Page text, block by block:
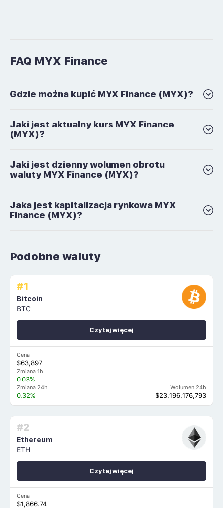
FAQ MYX Finance
Gdzie można kupić MYX Finance (MYX)?
Jaki jest aktualny kurs MYX Finance
(MYX)?
Jaki jest dzienny wolumen obrotu
waluty MYX Finance (MYX)?
Jaka jest kapitalizacja rynkowa MYX
Finance (MYX)?
Podobne waluty
#1
Bitcoin
BTC
Cena
$63,897
Zmiana 1h
0.03%
Zmiana 24h
0.32%
Wolumen 24h
$23,196,176,793
Czytaj więcej
#2
Ethereum
ETH
Cena
$1,866.74
Czytaj więcej